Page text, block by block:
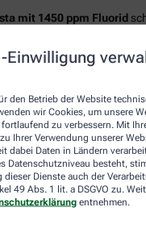
Einwilligung
den Betrieb der Website
wir Cookies, um unsere
zu verbessern. Mit
Ihrer Verwendung unserer
dabei Daten in Ländern
Datenschutzniveau besteht,
Dienste auch der
49 Abs. 1 lit. a DSGVO zu.
entnehmen.
mit 1450 ppm Fluorid
Abwehrkräfte.
reinigen den
und verletzungsfrei:
die konkaven Nischen bis
Interdentalräume
– dank Cural®, dem
mit dem eine
ausreicht: einmal rein und
dieses Wissen – und